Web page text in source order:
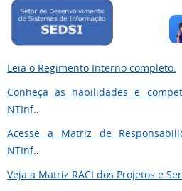
Leia o Regimento Interno completo.
Conheça as habilidades e
NTInf..
Acesse a Matriz de
NTInf..
Veja a Matriz RACI dos Projetos e